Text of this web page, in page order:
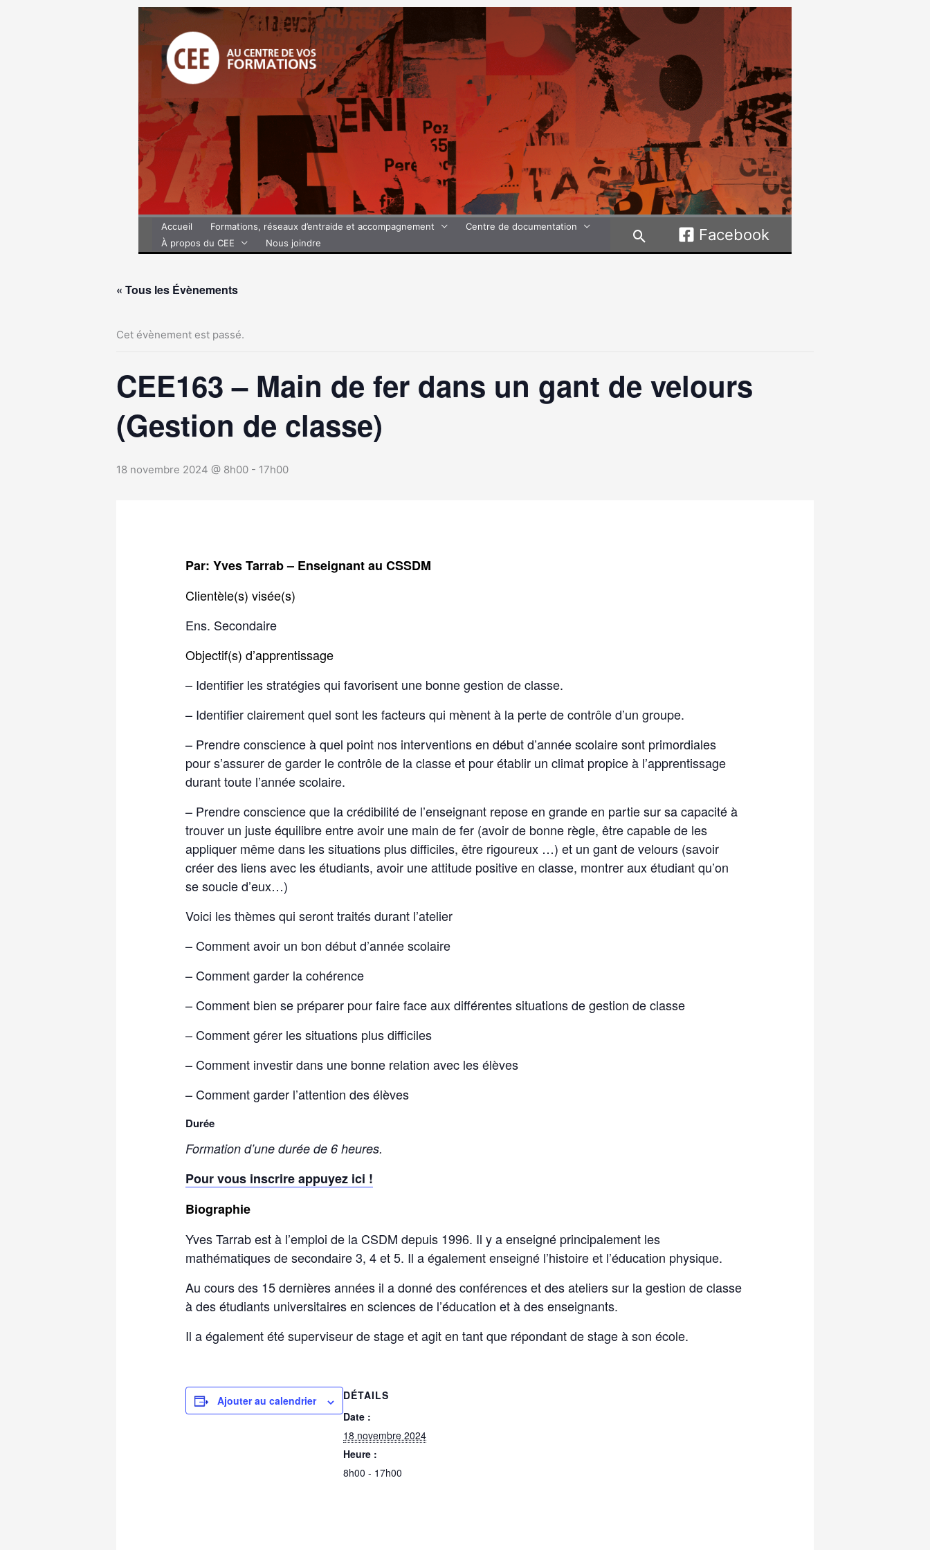
Accueil Formations, réseaux d’entraide et accompagnement
Centre de documentation
À propos du CEE
Nous joindre RechercherFacebook
« Tous les Évènements
Cet évènement est passé.
CEE163 – Main de fer dans un gant de velours
(Gestion de classe)
18 novembre 2024 @ 8h00 - 17h00
Par: Yves Tarrab – Enseignant au CSSDM
Clientèle(s) visée(s)
Ens. Secondaire
Objectif(s) d’apprentissage
– Identifier les stratégies qui favorisent une bonne gestion de classe.
– Identifier clairement quel sont les facteurs qui mènent à la perte de contrôle d’un groupe.
– Prendre conscience à quel point nos interventions en début d’année scolaire sont primordiales
pour s’assurer de garder le contrôle de la classe et pour établir un climat propice à l’apprentissage
durant toute l’année scolaire.
– Prendre conscience que la crédibilité de l’enseignant repose en grande en partie sur sa capacité à
trouver un juste équilibre entre avoir une main de fer (avoir de bonne règle, être capable de les
appliquer même dans les situations plus difficiles, être rigoureux …) et un gant de velours (savoir
créer des liens avec les étudiants, avoir une attitude positive en classe, montrer aux étudiant qu’on
se soucie d’eux…)
Voici les thèmes qui seront traités durant l’atelier
– Comment avoir un bon début d’année scolaire
– Comment garder la cohérence
– Comment bien se préparer pour faire face aux différentes situations de gestion de classe
– Comment gérer les situations plus difficiles
– Comment investir dans une bonne relation avec les élèves
– Comment garder l’attention des élèves
Durée
Formation d’une durée de 6 heures.
Pour vous inscrire appuyez ici !
Biographie
Yves Tarrab est à l’emploi de la CSDM depuis 1996. Il y a enseigné principalement les
mathématiques de secondaire 3, 4 et 5. Il a également enseigné l’histoire et l’éducation physique.
Au cours des 15 dernières années il a donné des conférences et des ateliers sur la gestion de classe
à des étudiants universitaires en sciences de l’éducation et à des enseignants.
Il a également été superviseur de stage et agit en tant que répondant de stage à son école.
Ajouter au calendrier
DÉTAILS
Date :
18 novembre 2024
Heure :
8h00 - 17h00